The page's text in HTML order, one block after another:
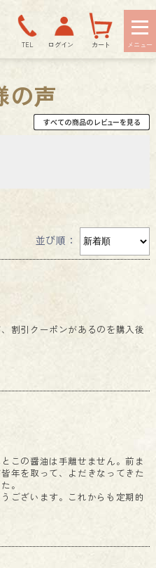
TEL ログイン カート
の声
並び順：
割引クーポンがあるのを購入後
この醤油は手離せません。前ま
年を取って、よだきなってきた
。
ございます。これからも定期的